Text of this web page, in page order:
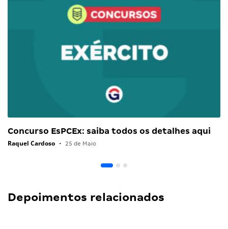
Concurso EsPCEx: saiba todos os detalhes aqui
Raquel Cardoso • 25 de Maio
Depoimentos relacionados